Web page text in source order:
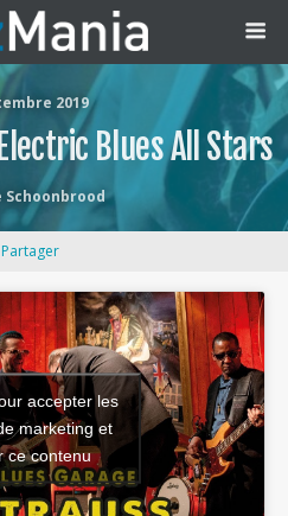
2019
Blues All Stars
Schoonbrood
Partager
accepter les
marketing et
ce contenu